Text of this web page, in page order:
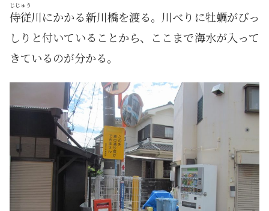
侍従
じじゅう
川にかかる新川橋を渡る。川べりに牡蠣がびっ
しりと付いていることから、ここまで海水が入って
きているのが分かる。